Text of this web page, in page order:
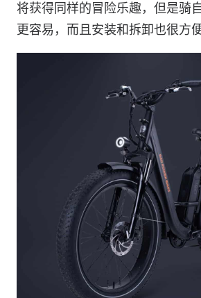
将获得同样的冒险乐趣，但是骑
更容易，而且安装和拆卸也很方便